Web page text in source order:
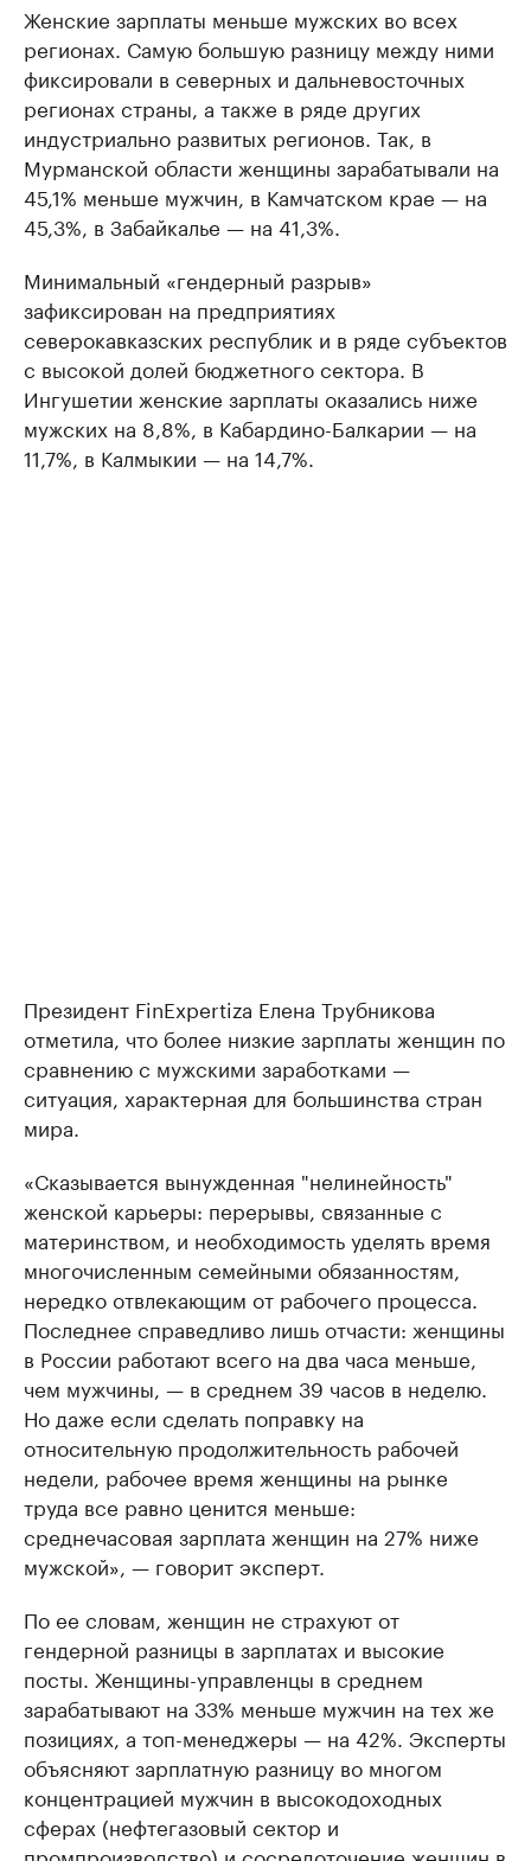
Женские зарплаты меньше мужских во всех
регионах. Самую большую разницу между ними
фиксировали в северных и дальневосточных
регионах страны, а также в ряде других
индустриально развитых регионов. Так, в
Мурманской области женщины зарабатывали на
45,1% меньше мужчин, в Камчатском крае — на
45,3%, в Забайкалье — на 41,3%.
Минимальный «гендерный разрыв»
зафиксирован на предприятиях
северокавказских республик и в ряде субъектов
с высокой долей бюджетного сектора. В
Ингушетии женские зарплаты оказались ниже
мужских на 8,8%, в Кабардино-Балкарии — на
11,7%, в Калмыкии — на 14,7%.
Президент FinExpertiza Елена Трубникова
отметила, что более низкие зарплаты женщин по
сравнению с мужскими заработками —
ситуация, характерная для большинства стран
мира.
«Сказывается вынужденная "нелинейность"
женской карьеры: перерывы, связанные с
материнством, и необходимость уделять время
многочисленным семейными обязанностям,
нередко отвлекающим от рабочего процесса.
Последнее справедливо лишь отчасти: женщины
в России работают всего на два часа меньше,
чем мужчины, — в среднем 39 часов в неделю.
Но даже если сделать поправку на
относительную продолжительность рабочей
недели, рабочее время женщины на рынке
труда все равно ценится меньше:
среднечасовая зарплата женщин на 27% ниже
мужской», — говорит эксперт.
По ее словам, женщин не страхуют от
гендерной разницы в зарплатах и высокие
посты. Женщины-управленцы в среднем
зарабатывают на 33% меньше мужчин на тех же
позициях, а топ-менеджеры — на 42%. Эксперты
объясняют зарплатную разницу во многом
концентрацией мужчин в высокодоходных
сферах (нефтегазовый сектор и
промпроизводство) и сосредоточение женщин в